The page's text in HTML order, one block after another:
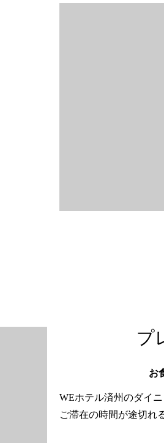
プ
お
WEホテル済州のダイニ
ご滞在の時間が途切れ